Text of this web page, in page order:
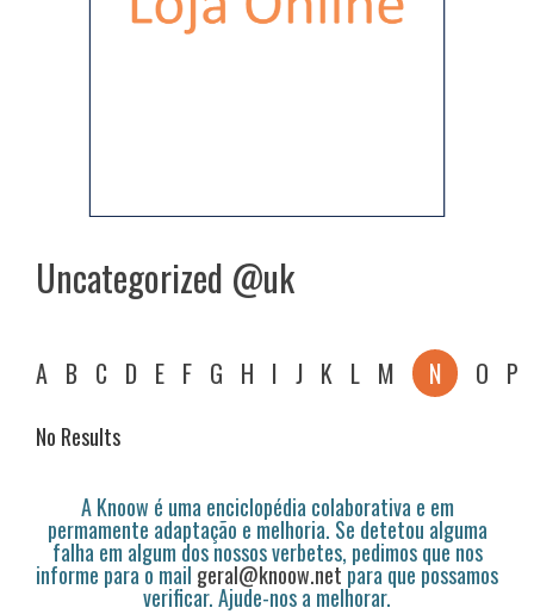
Uncategorized @uk
A B C D E F G H I J K L M N O P
No Results
A Knoow é uma enciclopédia colaborativa e em
permamente adaptação e melhoria. Se detetou alguma
falha em algum dos nossos verbetes, pedimos que nos
informe para o mail geral@knoow.netpara que possamos
verificar. Ajude-nos a melhorar.